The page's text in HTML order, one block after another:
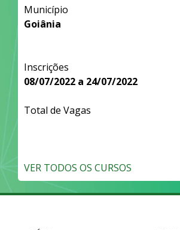
Município
Goiânia
Inscrições
08/07/2022 a 24/07/2022
Total de Vagas
VER TODOS OS CURSOS